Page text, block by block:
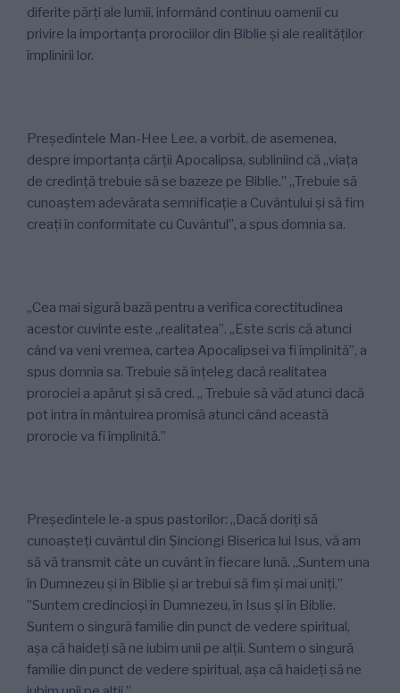
diferite părți ale lumii, informând continuu oamenii cu
privire la importanța prorociilor din Biblie și ale realităților
împlinirii lor.
Președintele Man-Hee Lee, a vorbit, de asemenea,
despre importanța cărții Apocalipsa, subliniind că „viața
de credință trebuie să se bazeze pe Biblie.” „Trebuie să
cunoaștem adevărata semnificație a Cuvântului și să fim
creați în conformitate cu Cuvântul”, a spus domnia sa.
„Cea mai sigură bază pentru a verifica corectitudinea
acestor cuvinte este „realitatea”. „Este scris că atunci
când va veni vremea, cartea Apocalipsei va fi împlinită”, a
spus domnia sa. Trebuie să înțeleg dacă realitatea
prorociei a apărut și să cred. „ Trebuie să văd atunci dacă
pot intra în mântuirea promisă atunci când această
prorocie va fi împlinită.”
Președintele le-a spus pastorilor: „Dacă doriți să
cunoașteți cuvântul din Șinciongi Biserica lui Isus, vă am
să vă transmit câte un cuvânt în fiecare lună. „Suntem una
în Dumnezeu și în Biblie și ar trebui să fim și mai uniți.”
”Suntem credincioși în Dumnezeu, în Isus și în Biblie.
Suntem o singură familie din punct de vedere spiritual,
așa că haideți să ne iubim unii pe alții. Suntem o singură
familie din punct de vedere spiritual, așa că haideți să ne